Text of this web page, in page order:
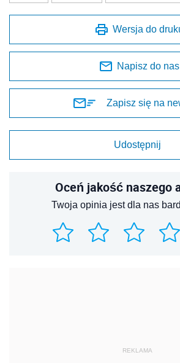
Wersja do
Napisz do nas
Zapisz się na
Udostępnij
Oceń jakość naszego
Twoja opinia jest dla nas
REKLAMA